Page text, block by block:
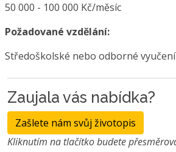
50 000 - 100 000 Kč/měsíc
Požadované vzdělání:
Středoškolské nebo odborné
Zaujala vás nabídka?
Zašlete nám svůj životopis
Kliknutím na tlačítko budete